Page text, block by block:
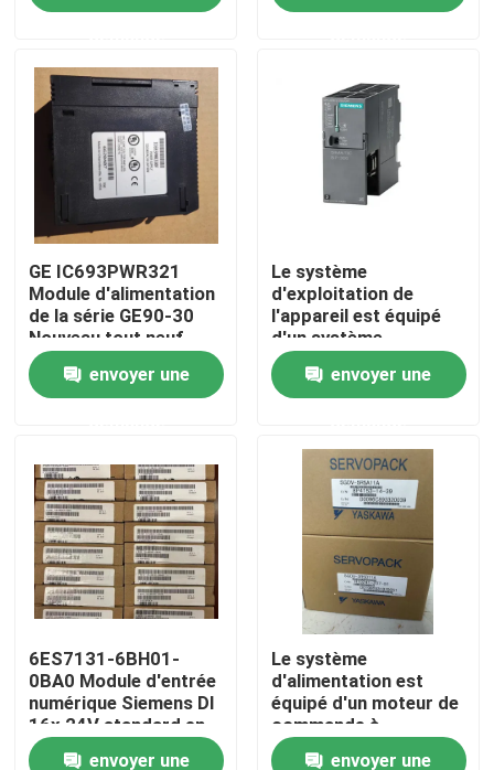
Maison
Produits
Au sujet de nous
Visite d'usine
Contactez-nous
Demandez une citation
Servomoteur industriel
Commandes servo industrielles
Amplificateur servo à C.A.
GE IC693PWR321
Module d'alimentation
de la série GE90-30
Nouveau tout neuf
envoyer une
Le système
d'exploitation de
l'appareil est équipé
d'un système
d'exploitation de
l'appareil, qui est
équipé d'un système
l'appareil.
envoyer une
6ES7131-6BH01-
0BA0 Module d'entrée
numérique Siemens DI
16x 24V standard en
courant continu
envoyer une
Le système
d'alimentation est
équipé d'un moteur de
commande à
commande
envoyer une